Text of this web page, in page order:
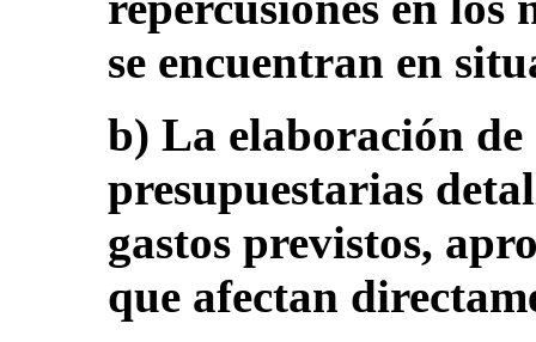
se encuentran en
b) La elaboración
presupuestarias
gastos previstos,
que afectan